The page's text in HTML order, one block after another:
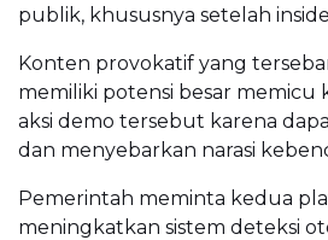
publik, khususnya setelah
Konten provokatif yang tersebar
memiliki potensi besar memicu
aksi demo tersebut karena
dan menyebarkan narasi
Pemerintah meminta kedua
meningkatkan sistem deteksi